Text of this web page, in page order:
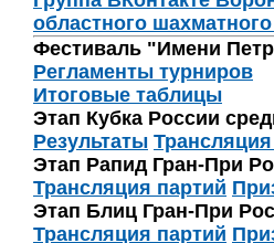
областного
Фестиваль "Имени
Регламенты турниров
Итоговые таблицы
Этап Кубка России
Результаты
Этап Рапид Гран-При
Трансляция партий
Этап Блиц Гран-При
Трансляция партий